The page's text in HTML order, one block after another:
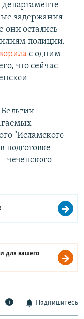
департаменте
задержания
они остались
полиции.
с одним
что сейчас
"Исламского
подготовке
чеченского
для вашего
Подпишитесь